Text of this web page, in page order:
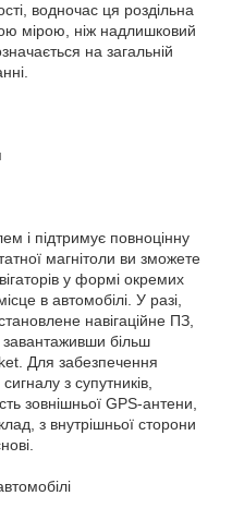
водночас ця роздільна
мірою, ніж надлишковий
на загальній
і підтримує повноцінну
магнітоли ви зможете
у формі окремих
в автомобілі. У разі,
навігаційне ПЗ,
більш
Для забезпечення
з супутників,
зовнішньої GPS-антени,
з внутрішньої сторони